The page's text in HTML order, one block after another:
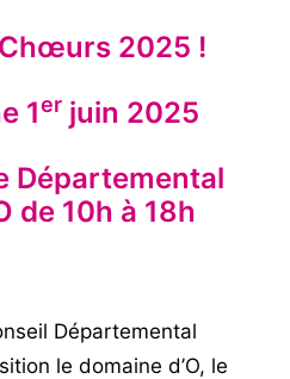
2025 !
1er juin 2025
de 10h à 18h
Départemental
le domaine d’O, le